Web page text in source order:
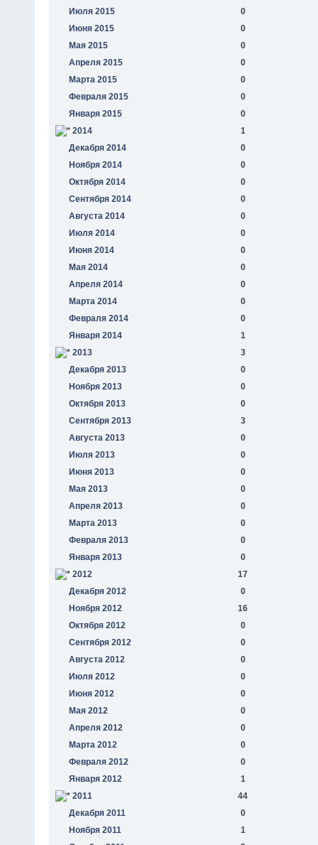
Июля 2015
0
Июня 2015
0
Мая 2015
0
Апреля 2015
0
Марта 2015
0
Февраля 2015
0
Января 2015
0
2014
1
Декабря 2014
0
Ноября 2014
0
Октября 2014
0
Сентября 2014
0
Августа 2014
0
Июля 2014
0
Июня 2014
0
Мая 2014
0
Апреля 2014
0
Марта 2014
0
Февраля 2014
0
Января 2014
1
2013
3
Декабря 2013
0
Ноября 2013
0
Октября 2013
0
Сентября 2013
3
Августа 2013
0
Июля 2013
0
Июня 2013
0
Мая 2013
0
Апреля 2013
0
Марта 2013
0
Февраля 2013
0
Января 2013
0
2012
17
Декабря 2012
0
Ноября 2012
16
Октября 2012
0
Сентября 2012
0
Августа 2012
0
Июля 2012
0
Июня 2012
0
Мая 2012
0
Апреля 2012
0
Марта 2012
0
Февраля 2012
0
Января 2012
1
2011
44
Декабря 2011
0
Ноября 2011
1